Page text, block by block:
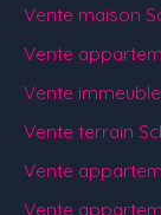
Vente maison
Vente
Vente
Vente terrain
Vente
Vente